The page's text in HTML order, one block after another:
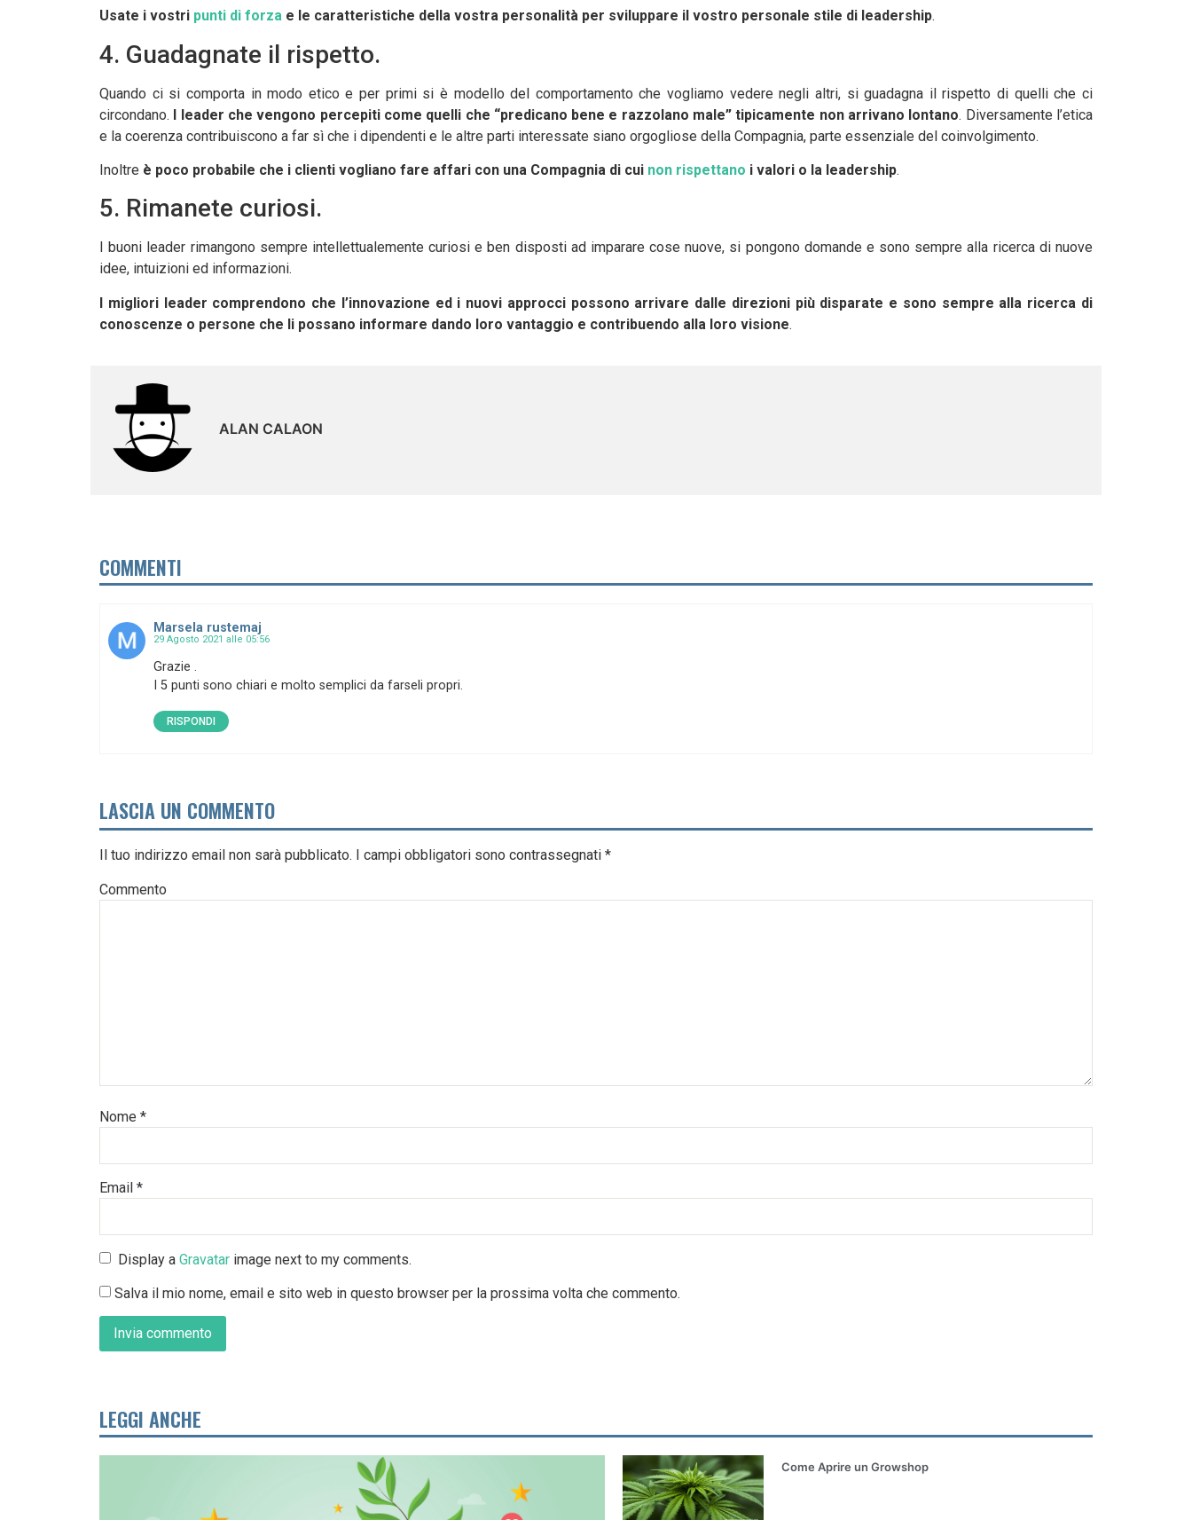
Usate i vostri punti di forza e le caratteristiche della vostra personalità per sviluppare il vostro personale stile di leadership.
4. Guadagnate il rispetto.
Quando ci si comporta in modo etico e per primi si è modello del comportamento che vogliamo vedere negli altri, si guadagna il rispetto di quelli che ci
circondano. I leader che vengono percepiti come quelli che “predicano bene e razzolano male” tipicamente non arrivano lontano. Diversamente l’etica
e la coerenza contribuiscono a far sì che i dipendenti e le altre parti interessate siano orgogliose della Compagnia, parte essenziale del coinvolgimento.
Inoltre è poco probabile che i clienti vogliano fare affari con una Compagnia di cui non rispettano i valori o la leadership.
5. Rimanete curiosi.
I buoni leader rimangono sempre intellettualemente curiosi e ben disposti ad imparare cose nuove, si pongono domande e sono sempre alla ricerca di nuove
idee, intuizioni ed informazioni.
I migliori leader comprendono che l’innovazione ed i nuovi approcci possono arrivare dalle direzioni più disparate e sono sempre alla ricerca di
conoscenze o persone che li possano informare dando loro vantaggio e contribuendo alla loro visione.
ALAN CALAON
COMMENTI
Marsela rustemaj
29 Agosto 2021 alle 05:56
Grazie .
I 5 punti sono chiari e molto semplici da farseli propri.
RISPONDI
LASCIA UN COMMENTO
Il tuo indirizzo email non sarà pubblicato. I campi obbligatori sono contrassegnati *
Commento
Nome *
Email *
Display aGravatar image next to my comments.
Salva il mio nome, email e sito web in questo browser per la prossima volta che commento.
LEGGI ANCHE
Come Aprire un Growshop